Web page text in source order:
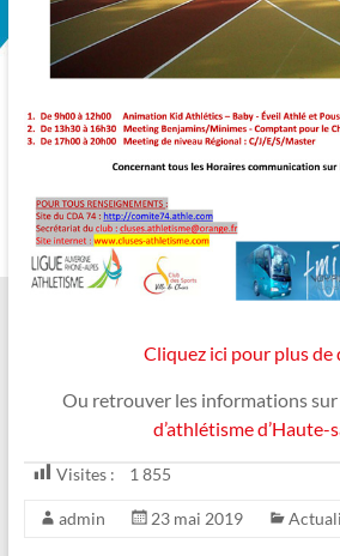
Cliquez ici pour plus de
Ou retrouver les informations sur
d’athlétisme d’Haute-
Visites : 1 855
admin 23 mai 2019